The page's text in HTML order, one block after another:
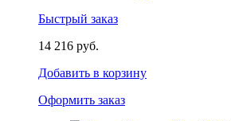
Быстрый заказ
14 216 руб.
Добавить в корзину
Оформить заказ